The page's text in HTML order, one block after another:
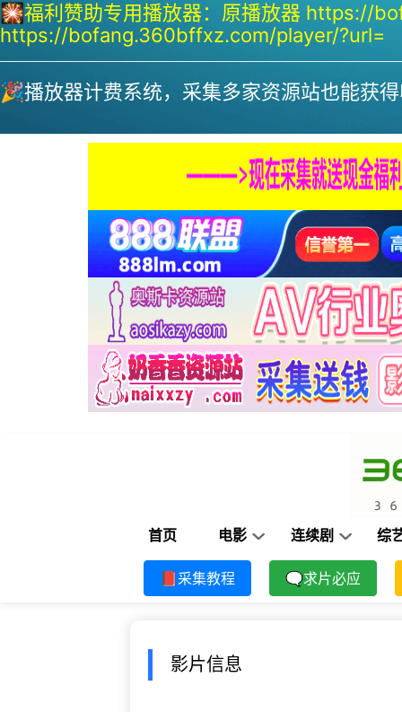
🎇福利赞助专用播放器： 原播放器 https://
https://bofang.360bffxz.com/player/?url=
🎉播放器计费系统，采集多家资源站也能获
首页 电影 连续剧 综
📕采集教程 🗨求片必应
影片信息